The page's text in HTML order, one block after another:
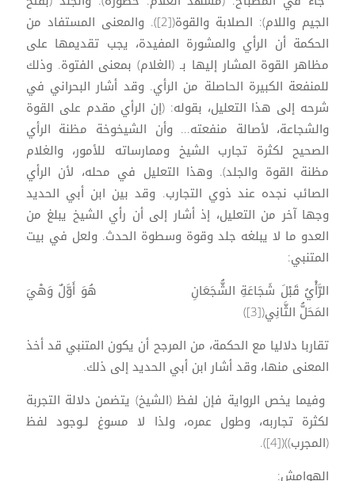
الجيم واللام): الصلابة والقوة([2]). والمعنى المستفاد من
الحكمة أن الرأي والمشورة المفيدة، يجب تقديمها على
مظاهر القوة المشار إليها بـ (الغلام) بمعنى الفتوة. وذلك
للمنفعة الكبيرة الحاصلة من الرأي. وقد أشار البحراني في
شرحه إلى هذا التعليل، بقوله: (إن الرأي مقدم على القوة
والشجاعة، لأصالة منفعته... وأن الشيخوخة مظنة الرأي
الصحيح لكثرة تجارب الشيخ وممارساته للأمور، والغلام
مظنة القوة والجلد). وهذا التعليل في محله، لأن الرأي
الصائب نجده عند ذوي التجارب. وقد بين ابن أبي الحديد
وجها آخر من التعليل، إذ أشار إلى أن رأي الشيخ يبلغ من
العدو ما لا يبلغه جلد وقوة وسطوة الحدث. ولعل في بيت
المتنبي:
الرَّأْيُ قَبْلَ شَجَاعَةِ الشُّجَعَانِ هُوَ أَوَّلٌ وَهْيَ
المَحَلُّ الثَّانِي([3])
تقاربا دلاليا مع الحكمة، من المرجح أن يكون المتنبي قد أخذ
المعنى منها، وقد أشار ابن أبي الحديد إلى ذلك.
وفيما يخص الرواية فإن لفظ (الشيخ) يتضمن دلالة التجربة
لكثرة تجاربه، وطول عمره، ولذا لا مسوغ لـوجود لفظ
(المجرب))([4]).